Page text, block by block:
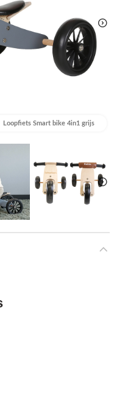
Loopfiets Smart bike 4in1 grijs